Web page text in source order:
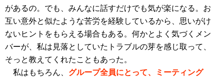
があるの。でも、みんなに話すだけでも気が楽になる。お
互い意外と似たような苦労を経験しているから、思いがけ
ないヒントをもらえる場合もある。何かとよく気づくメン
バーが、私は見落としていたトラブルの芽を感じ取って、
そっと教えてくれたこともあった。
私はもちろん、 グループ全員にとって、ミーティング